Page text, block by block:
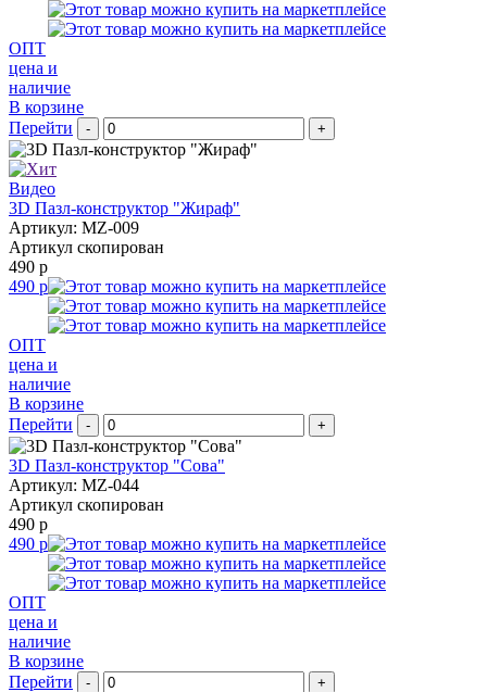
ОПТ
цена и
наличие
В корзине
Перейти
- +
Видео
3D Пазл-конструктор "Жираф"
Артикул: MZ-009
Артикул скопирован
490 р
490 р
ОПТ
цена и
наличие
В корзине
Перейти
- +
3D Пазл-конструктор "Сова"
Артикул: MZ-044
Артикул скопирован
490 р
490 р
ОПТ
цена и
наличие
В корзине
Перейти
- +